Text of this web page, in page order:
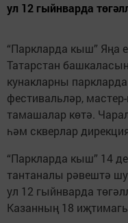
ул 12 гыйнварда
“Паркларда кыш” Яңа
Татарстан
кунакларны
фестивальләр,
тамашалар көтә.
һәм скверлар
“Паркларда кыш” 14
тантаналы рәвештә
ул 12 гыйнварда
Казанның 18